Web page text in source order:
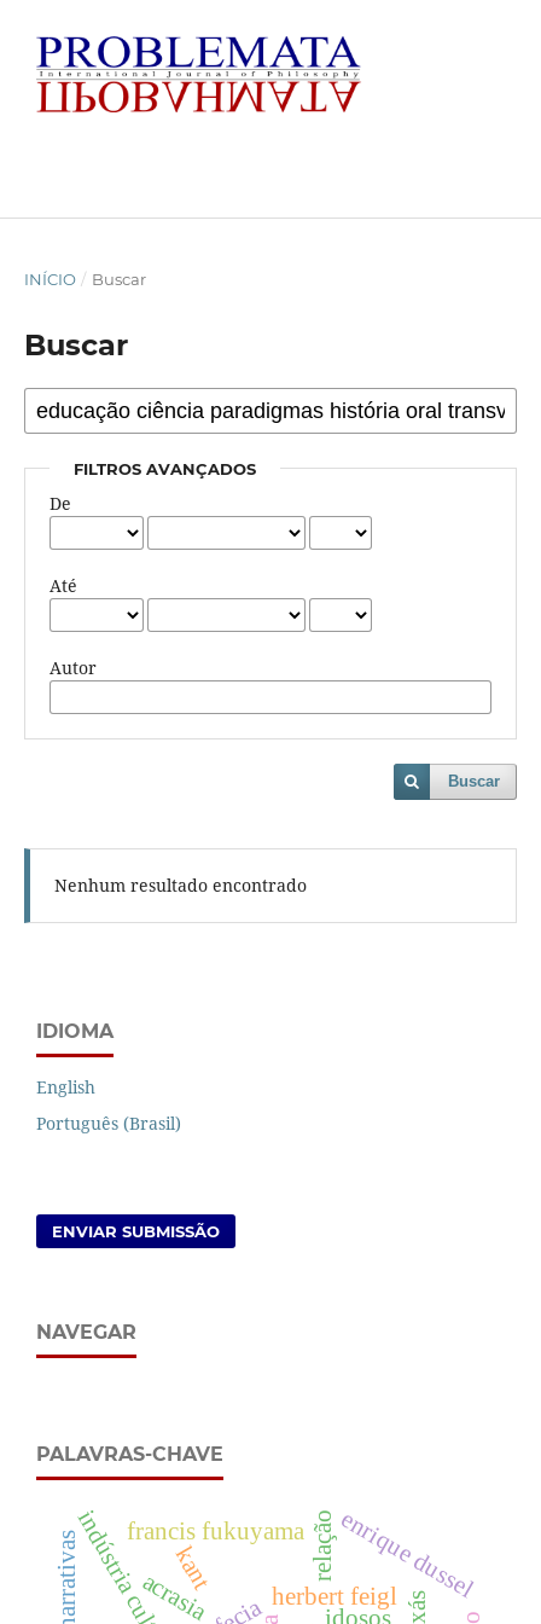
INÍCIO / Buscar
Buscar
FILTROS AVANÇADOS
De
Até
Autor
Buscar
Nenhum resultado encontrado
IDIOMA
English
Português (Brasil)
ENVIAR SUBMISSÃO
NAVEGAR
PALAVRAS-CHAVE
kant
herbert feigl
relação
acrasia
indústria cultural idosos
enrique dussel
francis fukuyama
narrativas